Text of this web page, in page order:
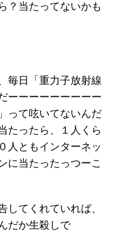
？当たってないかも
毎日「重力子放射線
ーーーーーーーーー
って呟いてないんだ
たったら、１人くら
人ともインターネッ
に当たったっつーこ
してくれていれば、
だか生殺しで